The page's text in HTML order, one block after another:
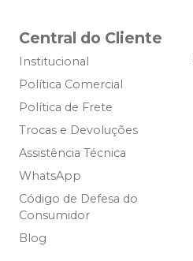
Central do Cliente
Institucional
Política Comercial
Política de Frete
Trocas e Devoluções
Assistência Técnica
WhatsApp
Código de Defesa do
Consumidor
Blog